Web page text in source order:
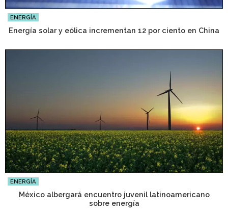
ENERGÍA
Energía solar y eólica incrementan 12 por ciento en China
ENERGÍA
México albergará encuentro juvenil latinoamericano
sobre energía